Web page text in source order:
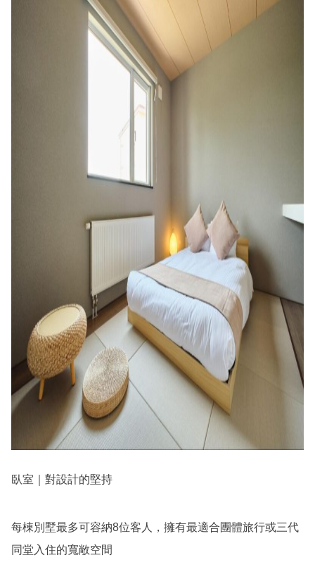
臥室｜對設計的堅持
每棟別墅最多可容納8位客人，擁有最適合團體旅行或三代
同堂入住的寬敞空間